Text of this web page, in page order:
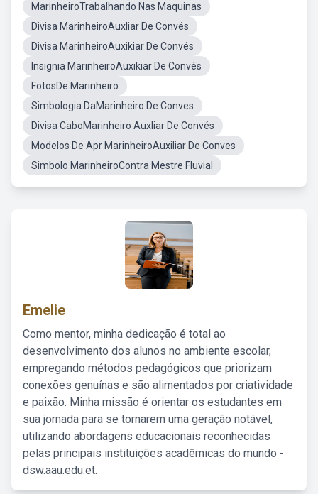
MarinheiroTrabalhando Nas Maquinas
Divisa MarinheiroAuxliar De Convés
Divisa MarinheiroAuxikiar De Convés
Insignia MarinheiroAuxikiar De Convés
FotosDe Marinheiro
Simbologia DaMarinheiro De Conves
Divisa CaboMarinheiro Auxliar De Convés
Modelos De Apr MarinheiroAuxiliar De Conves
Simbolo MarinheiroContra Mestre Fluvial
Emelie
Como mentor, minha dedicação é total ao
desenvolvimento dos alunos no ambiente escolar,
empregando métodos pedagógicos que priorizam
conexões genuínas e são alimentados por criatividade
e paixão. Minha missão é orientar os estudantes em
sua jornada para se tornarem uma geração notável,
utilizando abordagens educacionais reconhecidas
pelas principais instituições acadêmicas do mundo -
dsw.aau.edu.et.